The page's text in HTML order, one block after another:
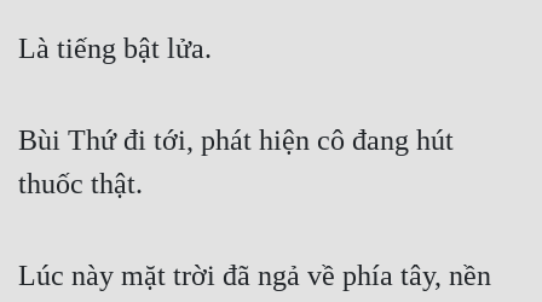
Là tiếng bật lửa.
Bùi Thứ đi tới, phát hiện cô đang hút
thuốc thật.
Lúc này mặt trời đã ngả về phía tây, nền